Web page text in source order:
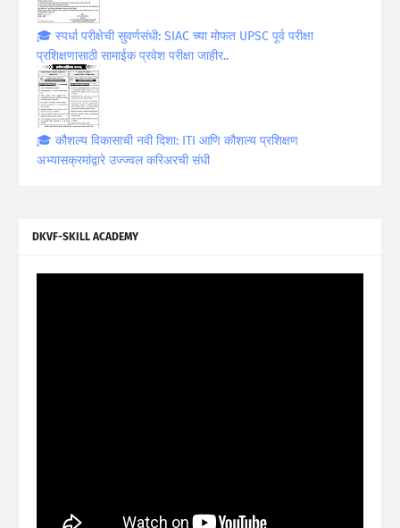
🎓 स्पर्धा परीक्षेची सुवर्णसंधी: SIAC च्या मोफत UPSC पूर्व परीक्षा
प्रशिक्षणासाठी सामाईक प्रवेश परीक्षा जाहीर..
🎓 कौशल्य विकासाची नवी दिशा: ITI आणि कौशल्य प्रशिक्षण
अभ्यासक्रमांद्वारे उज्ज्वल करिअरची संधी
DKVF-SKILL ACADEMY